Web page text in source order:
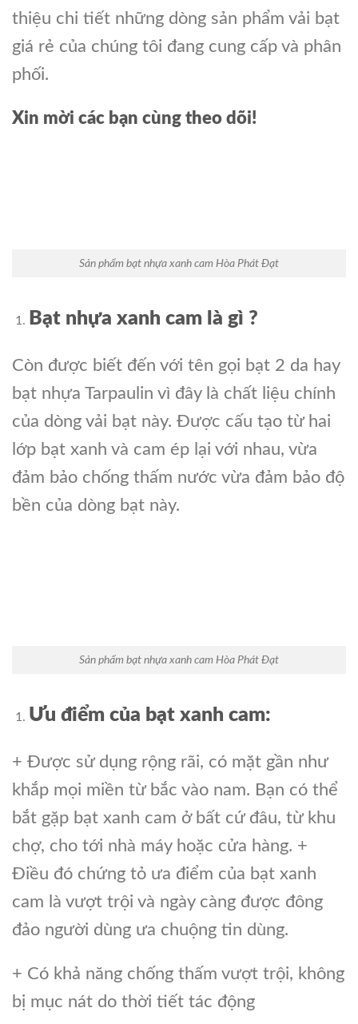
thiệu chi tiết những dòng sản phẩm vải bạt
giá rẻ của chúng tôi đang cung cấp và phân
phối.
Xin mời các bạn cùng theo dõi!
Sản phẩm bạt nhựa xanh cam Hòa Phát Đạt
Bạt nhựa xanh cam là gì ?
Còn được biết đến với tên gọi bạt 2 da hay
bạt nhựa Tarpaulin vì đây là chất liệu chính
của dòng vải bạt này. Được cấu tạo từ hai
lớp bạt xanh và cam ép lại với nhau, vừa
đảm bảo chống thấm nước vừa đảm bảo độ
bền của dòng bạt này.
Sản phẩm bạt nhựa xanh cam Hòa Phát Đạt
Ưu điểm của bạt xanh cam:
+ Được sử dụng rộng rãi, có mặt gần như
khắp mọi miền từ bắc vào nam. Bạn có thể
bắt gặp bạt xanh cam ở bất cứ đâu, từ khu
chợ, cho tới nhà máy hoặc cửa hàng. +
Điều đó chứng tỏ ưa điểm của bạt xanh
cam là vượt trội và ngày càng được đông
đảo người dùng ưa chuộng tin dùng.
+ Có khả năng chống thấm vượt trội, không
bị mục nát do thời tiết tác động